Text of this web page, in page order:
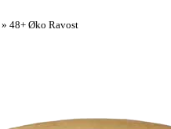
» 48+ Øko Ravost